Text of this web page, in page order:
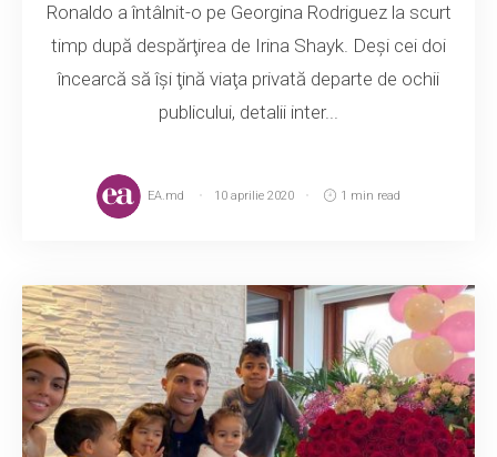
Ronaldo a întâlnit-o pe Georgina Rodriguez la scurt
timp după despărţirea de Irina Shayk. Deşi cei doi
încearcă să îşi ţină viaţa privată departe de ochii
publicului, detalii inter...
EA.md 10 aprilie 2020 1 min read